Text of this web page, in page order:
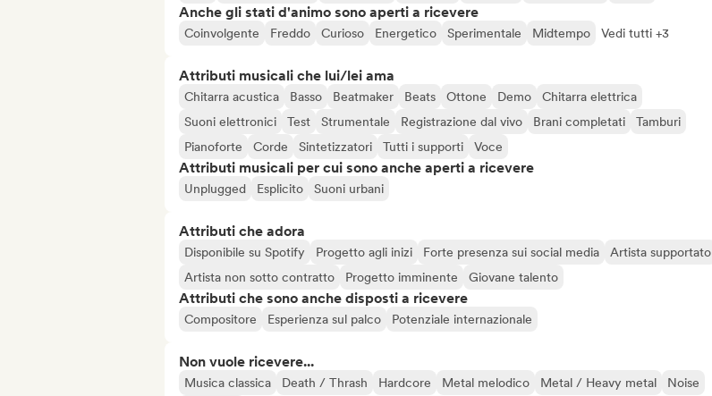
Anche gli stati d'animo sono aperti a ricevere
Coinvolgente Freddo Curioso Energetico Sperimentale Midtempo Vedi tutti +3
Attributi musicali che lui/lei ama
Chitarra acustica Basso Beatmaker Beats Ottone Demo
Chitarra elettrica
Suoni elettronici
Test Strumentale Registrazione dal vivo Brani completati
Tamburi
Pianoforte
Corde Sintetizzatori Tutti i supporti Voce
Attributi musicali per cui sono anche aperti a ricevere
Unplugged Esplicito Suoni urbani
Attributi che adora
Disponibile su Spotify Progetto agli inizi Forte presenza sui social media
Artista supportato
Artista non sotto contratto
Progetto imminente Giovane talento
Attributi che sono anche disposti a ricevere
Compositore Esperienza sul palco Potenziale internazionale
Non vuole ricevere...
Musica classica Death / Thrash Hardcore Metal melodico Metal / Heavy metal
Noise